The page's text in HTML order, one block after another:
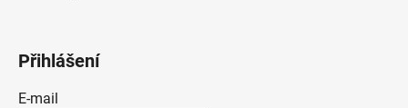
Přihlášení
E-mail